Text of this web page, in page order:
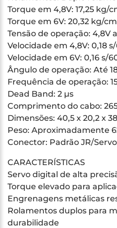
Torque em 4,8V: 17,25 kg/
Torque em 6V: 20,32 kg/cm
Tensão de operação: 4,8V
Velocidade em 4,8V: 0,18 s/
Velocidade em 6V: 0,16 s/
Ângulo de operação: Até
Frequência de operação:
Dead Band: 2 µs
Comprimento do cabo:
Dimensões: 40,5 x 20,2 x
Peso: Aproximadamente
Conector: Padrão JR/
CARACTERÍSTICAS
Servo digital de alta
Torque elevado para
Engrenagens metálicas
Rolamentos duplos para
durabilidade